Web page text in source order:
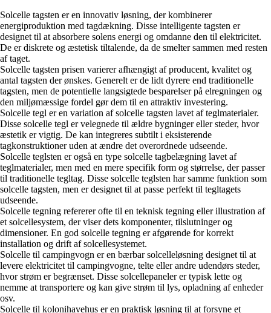
Solcelle tagsten er en innovativ løsning, der kombinerer
energiproduktion med tagdækning. Disse intelligente tagsten er
designet til at absorbere solens energi og omdanne den til elektricitet.
De er diskrete og æstetisk tiltalende, da de smelter sammen med resten
af taget.
Solcelle tagsten prisen varierer afhængigt af producent, kvalitet og
antal tagsten der ønskes. Generelt er de lidt dyrere end traditionelle
tagsten, men de potentielle langsigtede besparelser på elregningen og
den miljømæssige fordel gør dem til en attraktiv investering.
Solcelle tegl er en variation af solcelle tagsten lavet af teglmaterialer.
Disse solcelle tegl er velegnede til ældre bygninger eller steder, hvor
æstetik er vigtig. De kan integreres subtilt i eksisterende
tagkonstruktioner uden at ændre det overordnede udseende.
Solcelle teglsten er også en type solcelle tagbelægning lavet af
teglmaterialer, men med en mere specifik form og størrelse, der passer
til traditionelle tegltag. Disse solcelle teglsten har samme funktion som
solcelle tagsten, men er designet til at passe perfekt til tegltagets
udseende.
Solcelle tegning refererer ofte til en teknisk tegning eller illustration af
et solcellesystem, der viser dets komponenter, tilslutninger og
dimensioner. En god solcelle tegning er afgørende for korrekt
installation og drift af solcellesystemet.
Solcelle til campingvogn er en bærbar solcelleløsning designet til at
levere elektricitet til campingvogne, telte eller andre udendørs steder,
hvor strøm er begrænset. Disse solcellepaneler er typisk lette og
nemme at transportere og kan give strøm til lys, opladning af enheder
osv.
Solcelle til kolonihavehus er en praktisk løsning til at forsyne et